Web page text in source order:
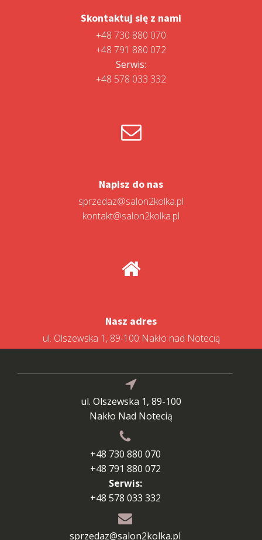
Skontaktuj się z nami
+48 730 880 070
+48 791 880 072
Serwis:
+48 578 033 332
Napisz do nas
sprzedaz@salon2kolka.pl
kontakt@salon2kolka.pl
Nasz adres
ul. Olszewska 1, 89-100 Nakło nad Notecią
ul. Olszewska 1, 89-100
Nakło Nad Notecią
+48 730 880 070
+48 791 880 072
Serwis:
+48 578 033 332
sprzedaz@salon2kolka.pl